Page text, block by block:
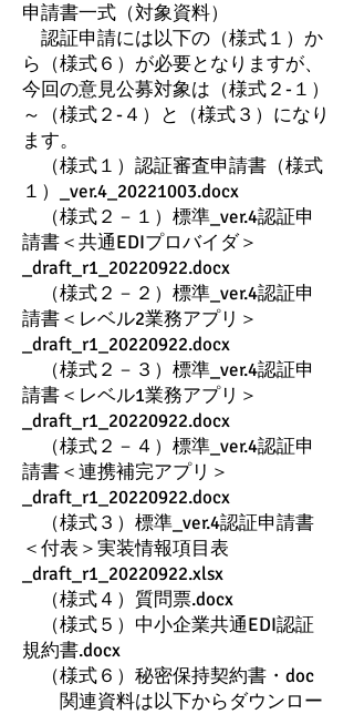
申請書一式（対象資料）
認証申請には以下の（様式１）か
ら（様式６）が必要となりますが、
今回の意見公募対象は（様式２-１）
～（様式２-４）と（様式３）になり
ます。
（様式１）認証審査申請書（様式
１）_ver.4_20221003.docx
（様式２－１）標準_ver.4認証申
請書＜共通EDIプロバイダ＞
_draft_r1_20220922.docx
（様式２－２）標準_ver.4認証申
請書＜レベル2業務アプリ＞
_draft_r1_20220922.docx
（様式２－３）標準_ver.4認証申
請書＜レベル1業務アプリ＞
_draft_r1_20220922.docx
（様式２－４）標準_ver.4認証申
請書＜連携補完アプリ＞
_draft_r1_20220922.docx
（様式３）標準_ver.4認証申請書
＜付表＞実装情報項目表
_draft_r1_20220922.xlsx
（様式４）質問票.docx
（様式５）中小企業共通EDI認証
規約書.docx
（様式６）秘密保持契約書・doc
関連資料は以下からダウンロー